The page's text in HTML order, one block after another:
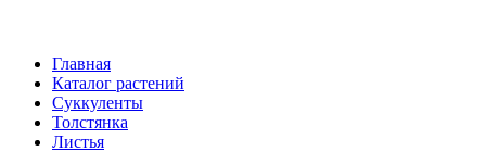
Главная
Каталог растений
Суккуленты
Толстянка
Листья